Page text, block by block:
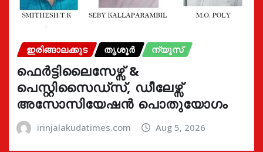
ഇരിങ്ങാലക്കുട തൃശൂർ ന്യൂസ്
ഫെർട്ടിലൈസേഴ്സ് &
പെസ്റ്റിസൈഡ്സ്, ഡീലേഴ്സ്
അസോസിയേഷൻ പൊതുയോഗം
irinjalakudatimes.com Aug 5, 2026